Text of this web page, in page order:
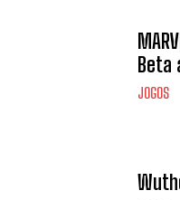
Beta
JOGOS